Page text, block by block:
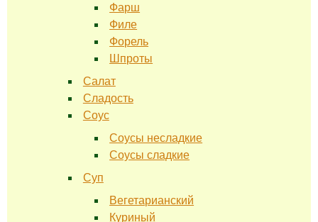
Фарш
Филе
Форель
Шпроты
Салат
Сладость
Соус
Соусы несладкие
Соусы сладкие
Суп
Вегетарианский
Куриный